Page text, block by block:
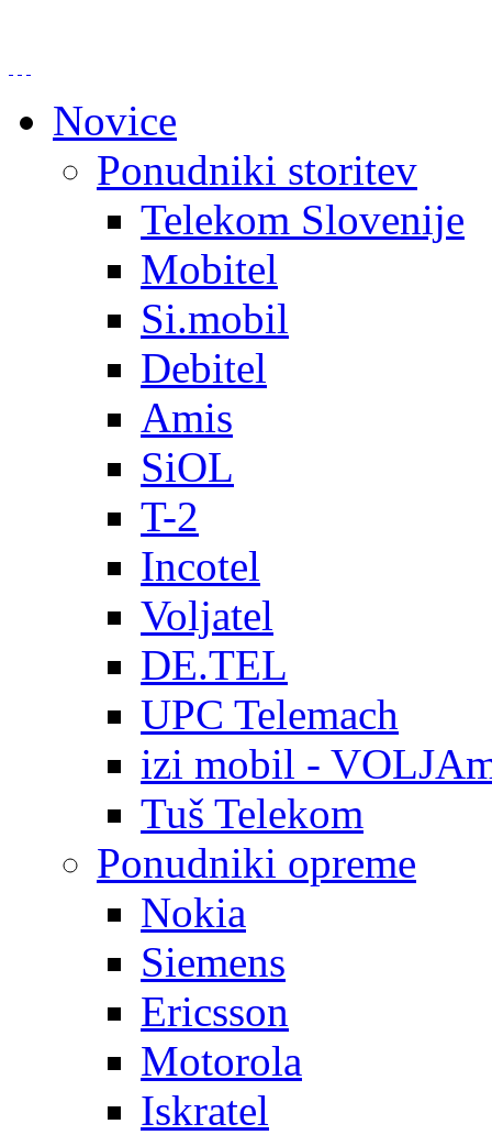
Novice
Ponudniki storitev
Telekom Slovenije
Mobitel
Si.mobil
Debitel
Amis
SiOL
T-2
Incotel
Voljatel
DE.TEL
UPC Telemach
izi mobil -
Tuš Telekom
Ponudniki opreme
Nokia
Siemens
Ericsson
Motorola
Iskratel